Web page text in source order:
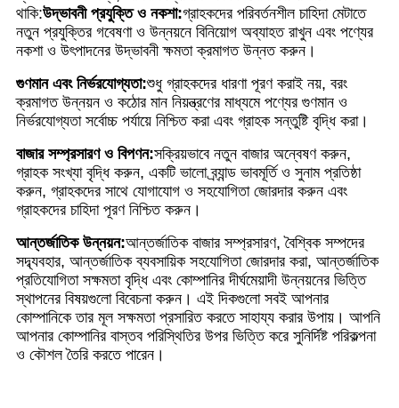
থাকি:উদ্ভাবনী প্রযুক্তি ও নকশা:গ্রাহকদের পরিবর্তনশীল চাহিদা মেটাতে
নতুন প্রযুক্তির গবেষণা ও উন্নয়নে বিনিয়োগ অব্যাহত রাখুন এবং পণ্যের
নকশা ও উৎপাদনের উদ্ভাবনী ক্ষমতা ক্রমাগত উন্নত করুন।
গুণমান এবং নির্ভরযোগ্যতা:শুধু গ্রাহকদের ধারণা পূরণ করাই নয়, বরং
ক্রমাগত উন্নয়ন ও কঠোর মান নিয়ন্ত্রণের মাধ্যমে পণ্যের গুণমান ও
নির্ভরযোগ্যতা সর্বোচ্চ পর্যায়ে নিশ্চিত করা এবং গ্রাহক সন্তুষ্টি বৃদ্ধি করা।
বাজার সম্প্রসারণ ও বিপণন:সক্রিয়ভাবে নতুন বাজার অন্বেষণ করুন,
গ্রাহক সংখ্যা বৃদ্ধি করুন, একটি ভালো ব্র্যান্ড ভাবমূর্তি ও সুনাম প্রতিষ্ঠা
করুন, গ্রাহকদের সাথে যোগাযোগ ও সহযোগিতা জোরদার করুন এবং
গ্রাহকদের চাহিদা পূরণ নিশ্চিত করুন।
আন্তর্জাতিক উন্নয়ন:আন্তর্জাতিক বাজার সম্প্রসারণ, বৈশ্বিক সম্পদের
সদ্ব্যবহার, আন্তর্জাতিক ব্যবসায়িক সহযোগিতা জোরদার করা, আন্তর্জাতিক
প্রতিযোগিতা সক্ষমতা বৃদ্ধি এবং কোম্পানির দীর্ঘমেয়াদী উন্নয়নের ভিত্তি
স্থাপনের বিষয়গুলো বিবেচনা করুন। এই দিকগুলো সবই আপনার
কোম্পানিকে তার মূল সক্ষমতা প্রসারিত করতে সাহায্য করার উপায়। আপনি
আপনার কোম্পানির বাস্তব পরিস্থিতির উপর ভিত্তি করে সুনির্দিষ্ট পরিকল্পনা
ও কৌশল তৈরি করতে পারেন।